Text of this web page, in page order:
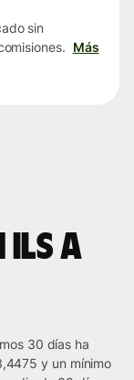
sin
Más
a
30 días ha
y un mínimo